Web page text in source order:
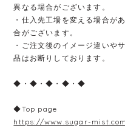
異なる場合がございます。
・仕入先工場を変える場合が
合がございます。
・ご注文後のイメージ違いや
品はお断りしております。
◆・◆・◆・◆・◆
◆Top page
https://www.sugar-